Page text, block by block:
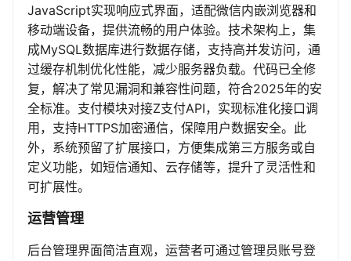
JavaScript实现响应式界面，适配微信内嵌浏览器和
移动端设备，提供流畅的用户体验。技术架构上，集
成MySQL数据库进行数据存储，支持高并发访问，通
过缓存机制优化性能，减少服务器负载。代码已全修
复，解决了常见漏洞和兼容性问题，符合2025年的安
全标准。支付模块对接Z支付API，实现标准化接口调
用，支持HTTPS加密通信，保障用户数据安全。此
外，系统预留了扩展接口，方便集成第三方服务或自
定义功能，如短信通知、云存储等，提升了灵活性和
可扩展性。
运营管理
后台管理界面简洁直观，运营者可通过管理员账号登